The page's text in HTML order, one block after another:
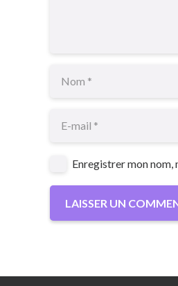
Enregistrer mon nom,
LAISSER UN